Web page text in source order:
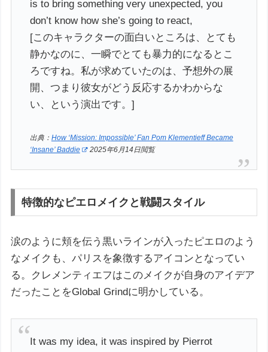
is to bring something very unexpected, you
don’t know how she’s going to react,
[このキャラクターの面白いところは、とても
静かなのに、一瞬でとても暴力的になるとこ
ろですね。私が求めていたのは、予想外の展
開、つまり彼女がどう反応するかわからな
い、という演出です。]
出典： How ‘Mission: Impossible’ Fan Pom Klementieff Became
‘Insane’ Baddie
2025年6月14日閲覧
特徴的なピエロメイクと戦闘スタイル
涙のように頬を伝う黒いラインが入ったピエロのよう
なメイクも、パリスを象徴するアイコンとなってい
る。クレメンティエフはこのメイクが自身のアイデア
だったことをGlobal Grindに明かしている。
It was my idea, it was inspired by Pierrot